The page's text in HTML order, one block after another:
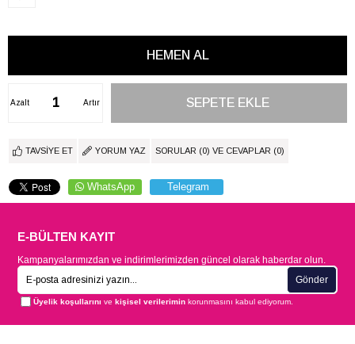
Artır
Azalt
TAVSIYE ET YORUM YAZ SORULAR (0) VE CEVAPLAR (0)
WhatsApp Telegram
E-BÜLTEN KAYIT
Kampanyalarımızdan ve indirimlerimizden güncel olarak haberdar olun.
Gönder
Üyelik koşullarını vekişisel verilerimin korunmasını kabul ediyorum.